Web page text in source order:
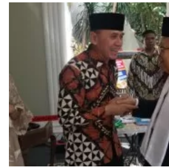
Usai temui Jokowi, Ma'ruf Amin